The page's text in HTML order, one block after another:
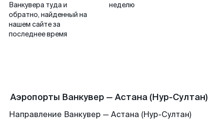
Ванкувера туда и
обратно, найденный на
нашем сайте за
последнее время
неделю
Аэропорты Ванкувер — Астана (Нур-Султан)
Направление Ванкувер — Астана (Нур-Султан)